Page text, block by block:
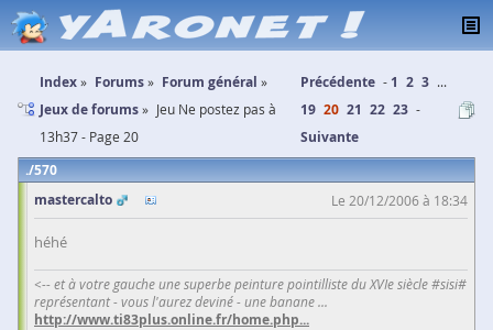
Index Forums
Forum général
Jeux de forums
Jeu Ne postez pas à
13h37 - Page 20
Précédente 1 2 3 ...
19 20 21 22 23
Suivante
570
mastercalto
Le 20/12/2006 à 18:34
héhé
<-- et à votre gauche une superbe peinture pointilliste du XVIe siècle #sisi#
représentant - vous l'aurez deviné - une banane ...
http://www.ti83plus.online.fr/home.php...